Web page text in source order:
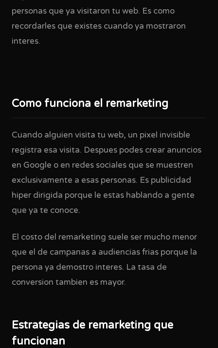
personas que ya visitaron tu web. Es como
recordarles que existes cuando ya mostraron
interes.
Como funciona el remarketing
Cuando alguien visita tu web, un pixel invisible
registra esa visita. Despues podes crear anuncios
en Google o en redes sociales que se muestren
exclusivamente a esas personas. Es publicidad
hiper dirigida porque le estas hablando a gente
que ya te conoce.
El costo del remarketing suele ser mucho menor
que el de campanas a audiencias frias porque la
persona ya demostro interes. La tasa de
conversion tambien es mayor.
Estrategias de remarketing que
funcionan